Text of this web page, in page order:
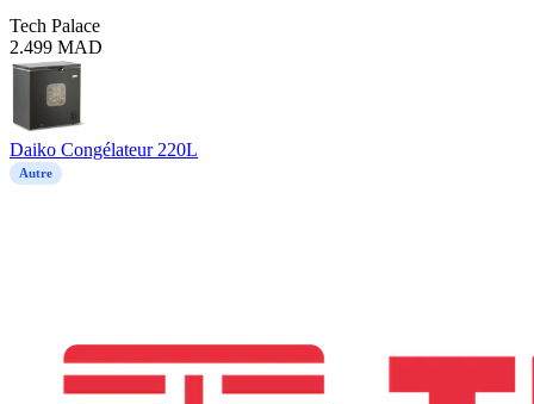
Tech Palace
2.499 MAD
Daiko Congélateur 220L
Autre